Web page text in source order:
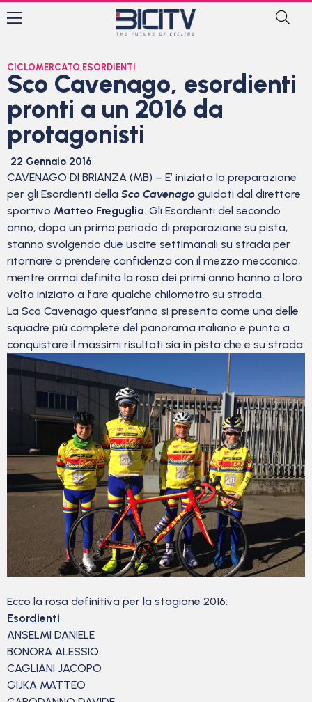
CICLOMERCATO, ESORDIENTI
Sco Cavenago, esordienti
pronti a un 2016 da
protagonisti
22 Gennaio 2016
CAVENAGO DI BRIANZA (MB) – E’ iniziata la preparazione
per gli Esordienti della Sco Cavenago guidati dal direttore
sportivo Matteo Freguglia. Gli Esordienti del secondo
anno, dopo un primo periodo di preparazione su pista,
stanno svolgendo due uscite settimanali su strada per
ritornare a prendere confidenza con il mezzo meccanico,
mentre ormai definita la rosa dei primi anno hanno a loro
volta iniziato a fare qualche chilometro su strada.
La Sco Cavenago quest’anno si presenta come una delle
squadre più complete del panorama italiano e punta a
conquistare il massimi risultati sia in pista che e su strada.
Ecco la rosa definitiva per la stagione 2016:
Esordienti
ANSELMI DANIELE
BONORA ALESSIO
CAGLIANI JACOPO
GIJKA MATTEO